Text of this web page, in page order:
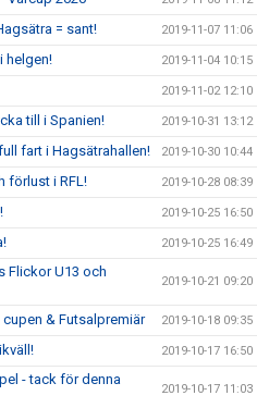
= sant! 2019-11-07 11:06
helgen! 2019-11-04 10:15
2019-11-02 12:10
till i Spanien! 2019-10-31 13:12
fart i Hagsätrahallen! 2019-10-30 10:44
förlust i RFL! 2019-10-28 08:39
2019-10-25 16:50
2019-10-25 16:49
Flickor U13 och
2019-10-21 09:20
& Futsalpremiär 2019-10-18 09:35
2019-10-17 16:50
- tack för denna
2019-10-17 11:03